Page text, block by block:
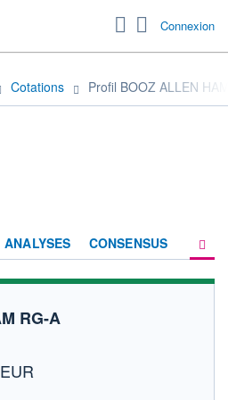
Connexion
Cotations Profil BOOZ ALLEN
ANALYSES CONSENSUS
ACTIONNAIRES
RG-A
EUR